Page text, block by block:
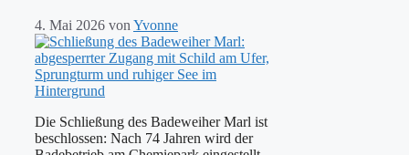
4. Mai 2026 von Yvonne
Die Schließung des Badeweiher Marl ist
beschlossen: Nach 74 Jahren wird der